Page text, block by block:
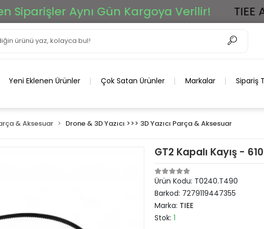
Aynı Gün Kargoya Verilir! TIEE Ar-
Yeni Eklenen Ürünler Çok Satan Ürünler Markalar Sipariş
& Aksesuar Drone & 3D Yazıcı >>> 3D Yazıcı Parça & Aksesuar
GT2 Kapalı Kayış -
Ürün Kodu: T0240.T490
Barkod: 7279119447355
Marka: TIEE
Stok: 1